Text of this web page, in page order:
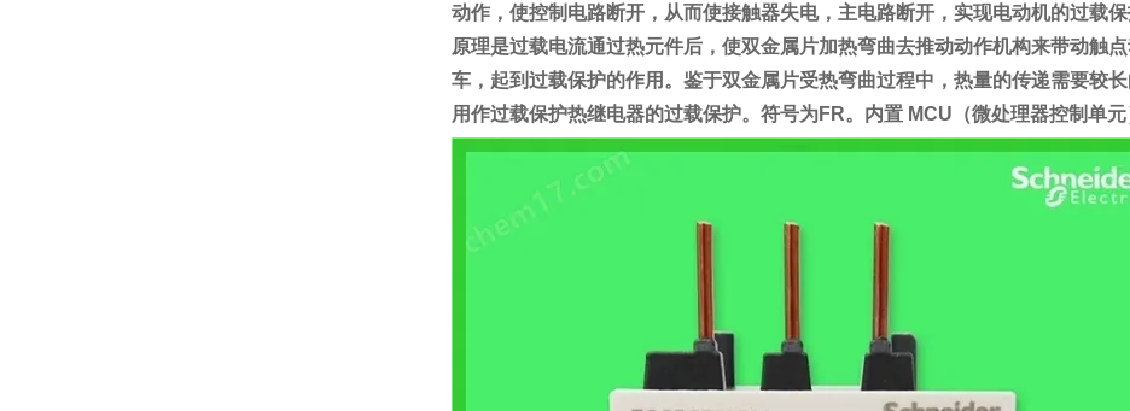
动作，使控制电路断开，从而使接触器失电，主电路断开，实现电动机的过载
原理是过载电流通过热元件后，使双金属片加热弯曲去推动动作机构来带动触
车，起到过载保护的作用。鉴于双金属片受热弯曲过程中，热量的传递需要较
用作过载保护热继电器的过载保护。符号为FR。内置 MCU（微处理器控制单元